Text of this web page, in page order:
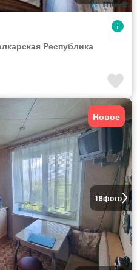
Республика
18фото
Новое